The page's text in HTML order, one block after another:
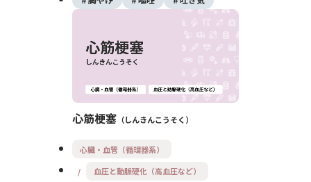
内視鏡的切除を行うことが大切です。ピロリ
経過観察が重要です。
心筋梗塞 しんきんこうそく
心臓・血管（循環器系）
血圧と動脈硬化（高血圧など）